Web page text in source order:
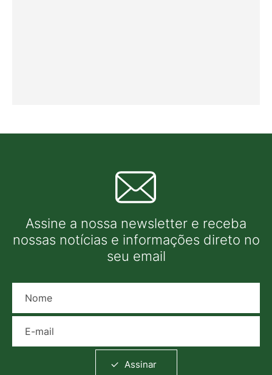
Assine a nossa newsletter e receba
nossas notícias e informações direto no
seu email
Assinar